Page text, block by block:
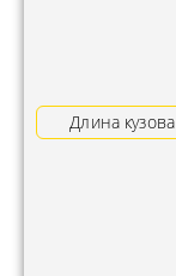
Длина кузова